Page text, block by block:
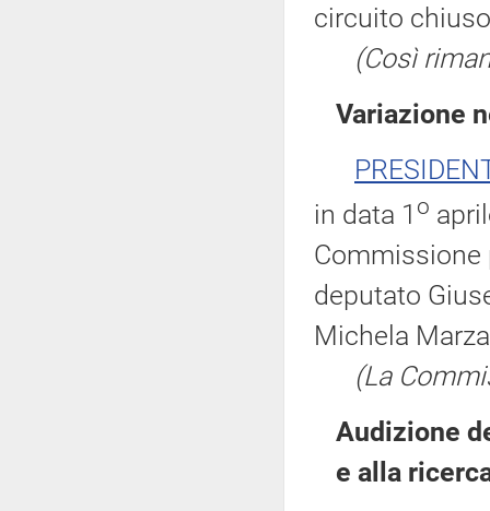
circuito
(Così
Variazione
in data 1 o
Commissione
deputato
Michela
(La
Audizione
e alla